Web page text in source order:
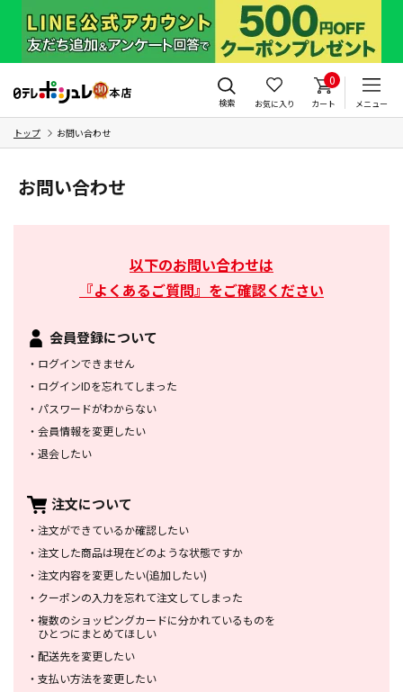
検索 お気に入り
0
カート メニュー
トップ お問い合わせ
お問い合わせ
以下のお問い合わせは
『よくあるご質問』をご確認ください
会員登録について
・ ログインできません
・ ログインIDを忘れてしまった
・ パスワードがわからない
・ 会員情報を変更したい
・ 退会したい
注文について
・ 注文ができているか確認したい
・ 注文した商品は現在どのような状態ですか
・ 注文内容を変更したい(追加したい)
・ クーポンの入力を忘れて注文してしまった
・ 複数のショッピングカードに分かれているものを
ひとつにまとめてほしい
・ 配送先を変更したい
・ 支払い方法を変更したい